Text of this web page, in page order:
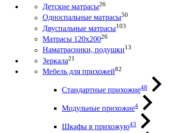
Детские матрасы26
Односпальные матрасы50
Двуспальные матрасы103
Матрасы 120х20026
Наматрасники, подушки13
Зеркала21
Мебель для прихожей82
Стандартные прихожие48
Модульные прихожие4
Шкафы в прихожую43